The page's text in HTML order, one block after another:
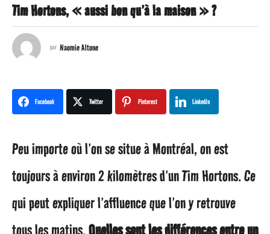
1
a
a
o
1
a
Tim Hortons, « aussi bon qu’à la maison » ?
par Naomie Altone
Facebook Twitter Pinterest LinkedIn
Peu importe où l’on se situe à Montréal, on est
toujours à environ 2 kilomètres d’un Tim Hortons. Ce
qui peut expliquer l’affluence que l’on y retrouve
tous les matins.Quelles sont les différences entre un